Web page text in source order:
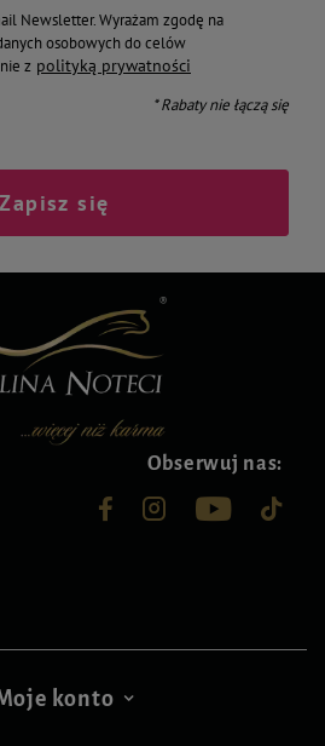
Newsletter. Wyrażam zgodę na
osobowych do celów
z polityką prywatności
* Rabaty nie łączą się
Zapisz się
Obserwuj nas:
konto